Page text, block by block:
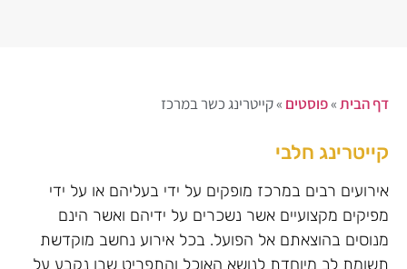
דף הבית»פוסטים »קייטרינג כשר במרכז
קייטרינג חלבי
אירועים רבים במרכז מופקים על ידי בעליהם או על ידי
מפיקים מקצועיים אשר נשכרים על ידיהם ואשר הינם
מנוסים בהוצאתם אל הפועל. בכל אירוע נחשב מוקדשת
תשומת לב מיוחדת לנושא האוכל והתפריט שבו נקבע על